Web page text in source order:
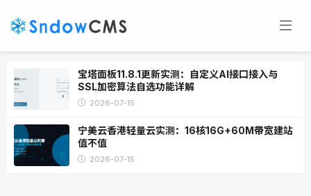
宝塔面板11.8.1更新实测：自定义AI接口接入与
SSL加密算法自选功能详解
2026-07-15
宁美云香港轻量云实测：16核16G+60M带宽建站
值不值
2026-07-15